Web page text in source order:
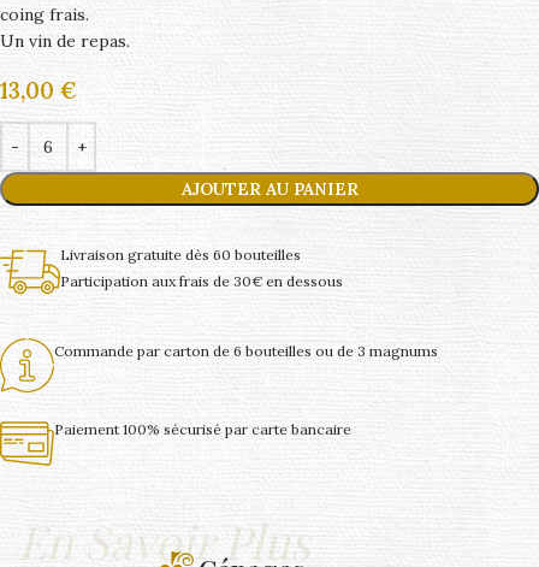
coing frais.
Un vin de repas.
13,00 €
AJOUTER AU PANIER
Livraison gratuite dès 60 bouteilles
Participation aux frais de 30€ en dessous
Commande par carton de 6 bouteilles ou de 3 magnums
Paiement 100% sécurisé par carte bancaire
En Savoir Plus